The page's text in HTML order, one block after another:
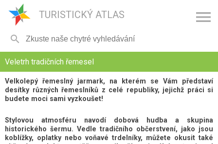
TURISTICKÝ ATLAS 

Veletrh tradičních řemesel
Velkolepý řemeslný jarmark, na kterém se Vám představí
desítky různých řemeslníků z celé republiky, jejichž práci si
budete moci sami vyzkoušet!
Stylovou atmosféru navodí dobová hudba a skupina
historického šermu. Vedle tradičního občerstvení, jako jsou
koblížky, oplatky nebo voňavé trdelníky, můžete okusit také